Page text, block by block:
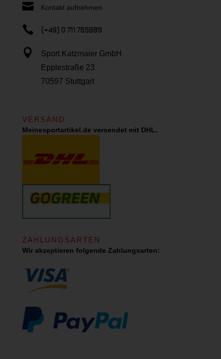
 Kontakt aufnehmen
 (+49) 0 711 765989

Sport Katzmaier GmbH
Epplestraße 23
70597 Stuttgart
VERSAND
Meinesportartikel.de versendet mit DHL.
ZAHLUNGSARTEN
Wir akzeptieren folgende Zahlungsarten: